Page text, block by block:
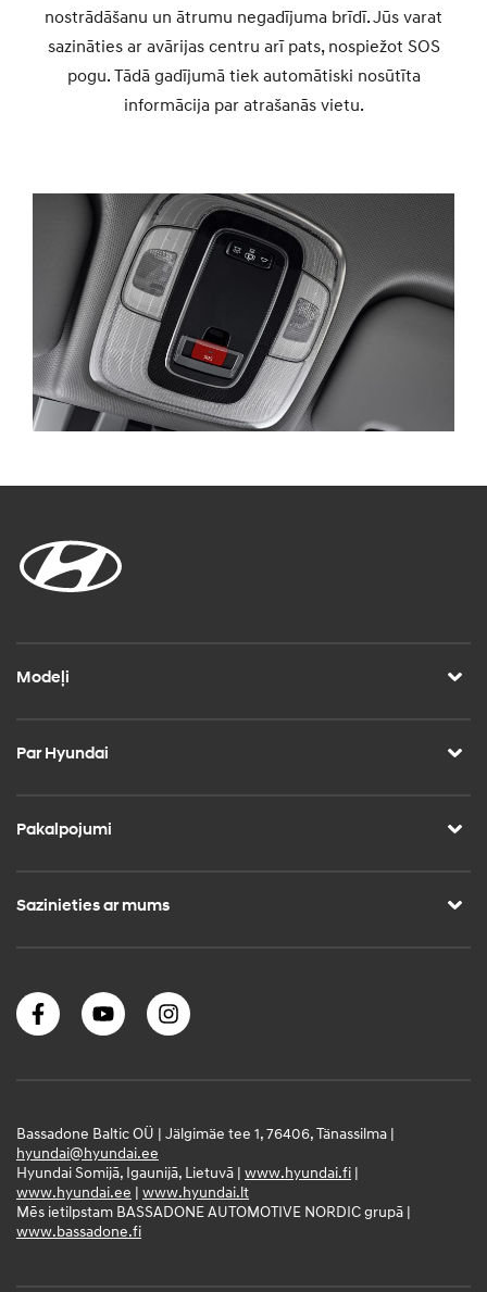
nostrādāšanu un ātrumu negadījuma brīdī. Jūs varat
sazināties ar avārijas centru arī pats, nospiežot SOS
pogu. Tādā gadījumā tiek automātiski nosūtīta
informācija par atrašanās vietu.
Modeļi
Par Hyundai
Pakalpojumi
Sazinieties ar mums
Bassadone Baltic OÜ | Jälgimäe tee 1, 76406, Tänassilma |
hyundai@hyundai.ee
Hyundai Somijā, Igaunijā, Lietuvā | www.hyundai.fi |
www.hyundai.ee | www.hyundai.lt
Mēs ietilpstam BASSADONE AUTOMOTIVE NORDIC grupā |
www.bassadone.fi